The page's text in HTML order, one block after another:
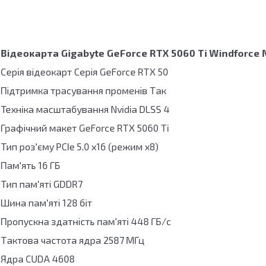
Відеокарта Gigabyte GeForce RTX 5060 Ti Windforce
Серія відеокарт Серія GeForce RTX 50
Підтримка трасування променів Так
Техніка масштабування Nvidia DLSS 4
Графічний макет GeForce RTX 5060 Ti
Тип роз'єму PCIe 5.0 x16 (режим x8)
Пам'ять 16 ГБ
Тип пам'яті GDDR7
Шина пам'яті 128 біт
Пропускна здатність пам'яті 448 ГБ/с
Тактова частота ядра 2587 МГц
Ядра CUDA 4608